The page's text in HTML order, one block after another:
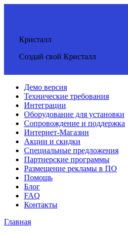
Кристалл
Создай свой Кристалл
Демо версия
Технические требования
Интеграции
Оборудование для установки
Сопровождение и поддержка
Интернет-Магазин
Акции и скидки
Специальные предложения
Партнерские программы
Размещение рекламы в ПО
Помощь
Блог
FAQ
Контакты
Главная